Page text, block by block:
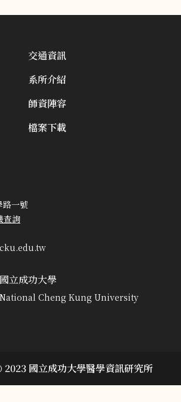
交通資訊
系所介紹
師資陣容
檔案下載
路一號
查詢
國立成功大學
National Cheng Kung University
國立成功大學醫學資訊研究所